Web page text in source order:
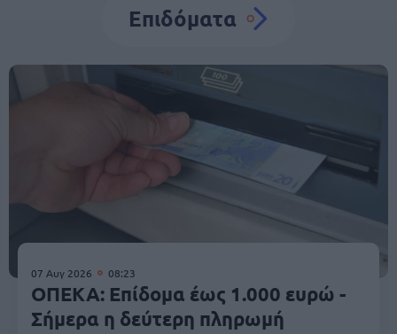
Επιδόματα
07 Αυγ 2026 08:23
ΟΠΕΚΑ: Επίδομα έως 1.000 ευρώ -
Σήμερα η δεύτερη πληρωμή